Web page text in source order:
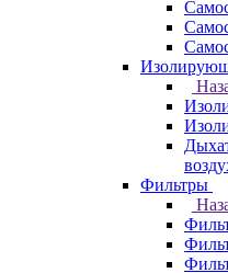
Фильтры